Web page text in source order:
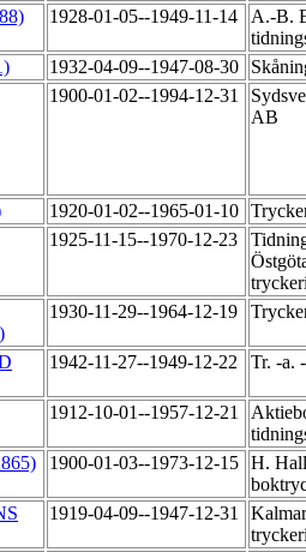
1928-01-05--1949-11-14
A.-B.
1932-04-09--1947-08-30
1900-01-02--1994-12-31
AB
1920-01-02--1965-01-10
1925-11-15--1970-12-23
1930-11-29--1964-12-19
1942-11-27--1949-12-22 Tr. -a.
1912-10-01--1957-12-21
1900-01-03--1973-12-15 H.
1919-04-09--1947-12-31
Kalmar